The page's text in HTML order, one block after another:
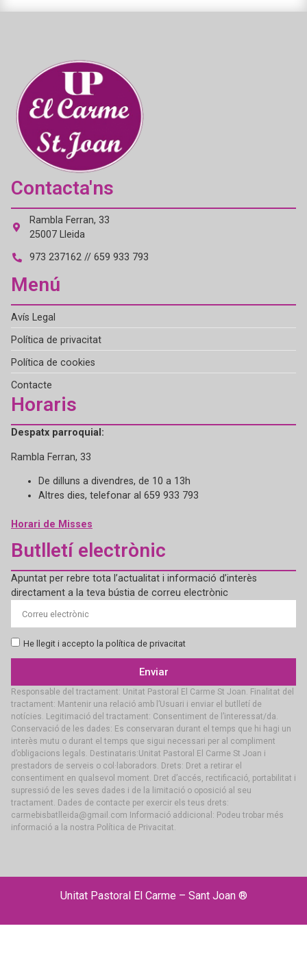
Contacta'ns
Rambla Ferran, 33
25007 Lleida
973 237162 // 659 933 793
Menú
Avís Legal
Política de privacitat
Política de cookies
Contacte
Horaris
Despatx parroquial:
Rambla Ferran, 33
De dilluns a divendres, de 10 a 13h
Altres dies, telefonar al 659 933 793
Horari de Misses
Butlletí electrònic
Apuntat per rebre tota l’actualitat i informació d’interès
directament a la teva bústia de correu electrònic
He llegit i accepto la política de privacitat
Enviar
Responsable del tractament: Unitat Pastoral El Carme St Joan. Finalitat del
tractament: Mantenir una relació amb l’Usuari i enviar el butlletí de
notícies. Legitimació del tractament: Consentiment de l’interessat/da.
Conservació de les dades: Es conservaran durant el temps que hi hagi un
interès mutu o durant el temps que sigui necessari per al compliment
d’obligacions legals. Destinataris:Unitat Pastoral El Carme St Joan i
prestadors de serveis o col·laboradors. Drets: Dret a retirar el
consentiment en qualsevol moment. Dret d’accés, rectificació, portabilitat i
supressió de les seves dades i de la limitació o oposició al seu
tractament. Dades de contacte per exercir els teus drets:
carmebisbatlleida@gmail.com Informació addicional: Podeu trobar més
informació a la nostra Política de Privacitat.
Unitat Pastoral El Carme – Sant Joan ®